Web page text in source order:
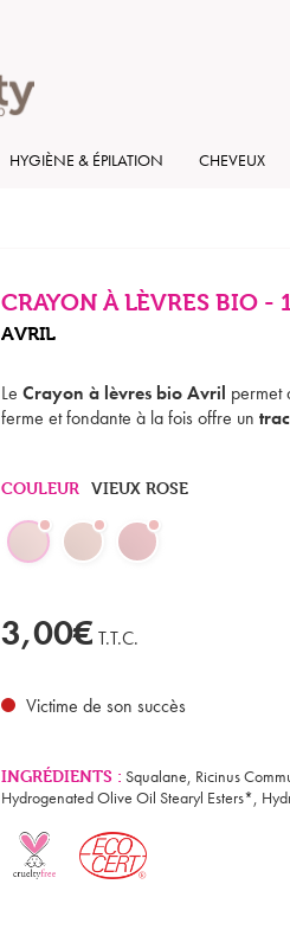
HYGIÈNE & ÉPILATION CHEVEUX
CRAYON À LÈVRES BIO -
AVRIL
Le Crayon à lèvres bio Avril permet
ferme et fondante à la fois offre un
COULEUR VIEUX ROSE
3,00€ T.T.C.
Victime de son succès
INGRÉDIENTS : Squalane, Ricinus
Hydrogenated Olive Oil Stearyl Esters*,